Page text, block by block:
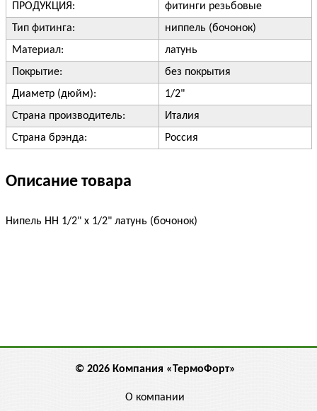
ПРОДУКЦИЯ:
фитинги резьбовые
Тип фитинга:
ниппель (бочонок)
Материал:
латунь
Покрытие:
без покрытия
Диаметр (дюйм):
1/2"
Страна производитель:
Италия
Страна брэнда:
Россия
Описание товара
Нипель НН 1/2" х 1/2" латунь (бочонок)
© 2026 Компания «ТермоФорт»
О компании